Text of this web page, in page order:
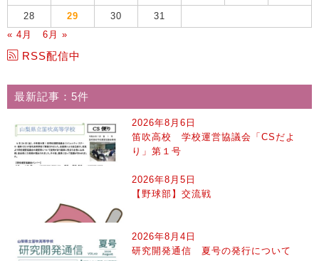
28 29 30
31
« 4月
6月 »
RSS配信中
最新記事：5件
2026年8月6日
笛吹高校 学校運営協議会「CSだよ
り」第１号
2026年8月5日
【野球部】交流戦
2026年8月4日
研究開発通信 夏号の発行について